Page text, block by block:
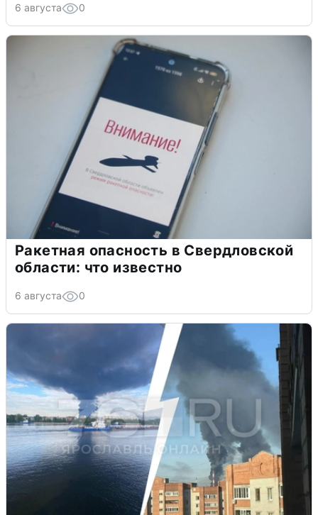
6 августа 0
Ракетная опасность в Свердловской
области: что известно
6 августа 0